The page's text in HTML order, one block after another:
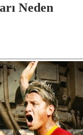
Neden